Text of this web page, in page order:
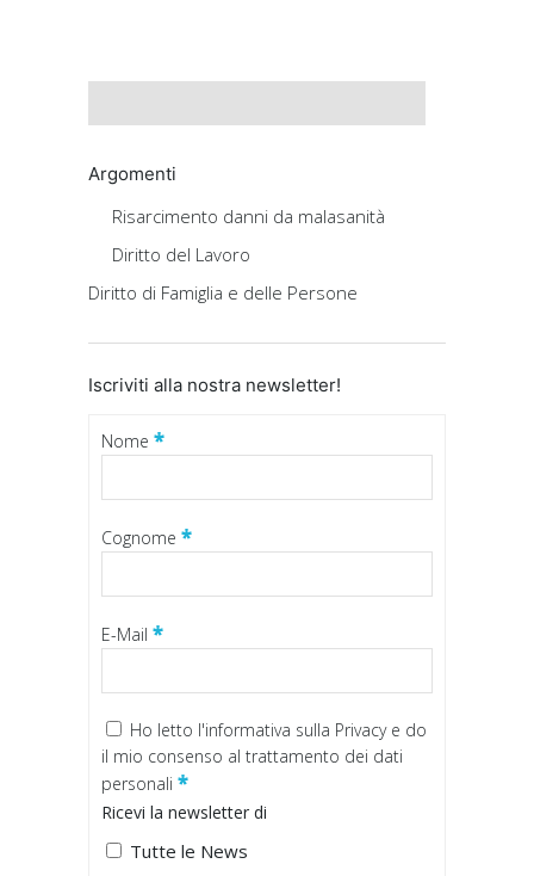
Argomenti
Risarcimento danni da malasanità
Diritto del Lavoro
Diritto di Famiglia e delle Persone
Iscriviti alla nostra newsletter!
Nome *
Cognome *
E-Mail *
Ho letto l'informativa sulla Privacy e do
il mio consenso al trattamento dei dati
personali *
Ricevi la newsletter di
Tutte le News